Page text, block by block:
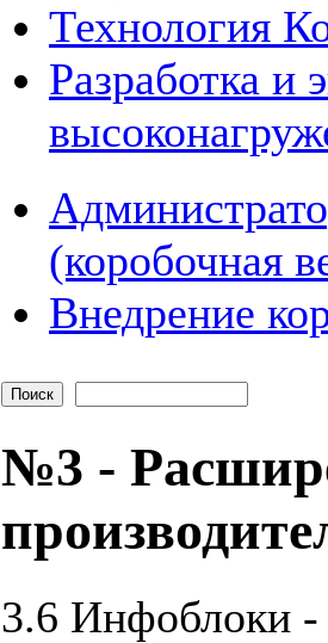
Технология
Разработка и
(коробочная
Внедрение
№3 -
3.6 Инфоблоки